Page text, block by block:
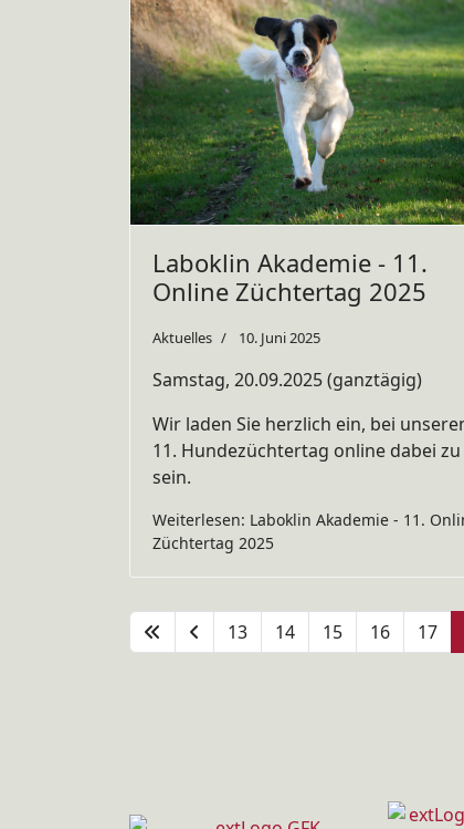
Laboklin Akademie - 11.
Online Züchtertag 2025
Aktuelles 10. Juni 2025
Samstag, 20.09.2025 (ganztägig)
Wir laden Sie herzlich ein, bei
11. Hundezüchtertag online dabei zu
sein.
Weiterlesen: Laboklin Akademie - 11.
Züchtertag 2025
13 14 15 16 17